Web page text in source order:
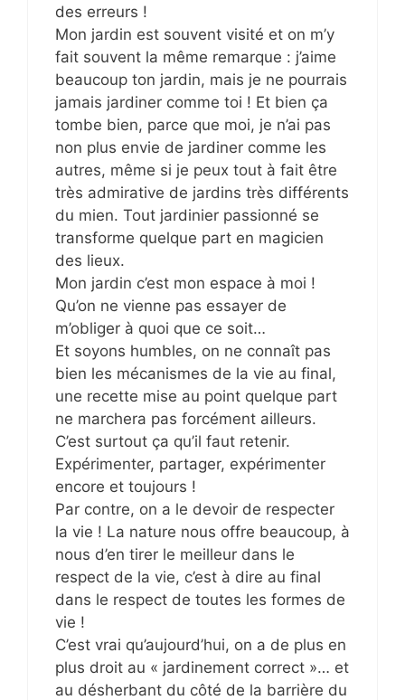
des erreurs !
Mon jardin est souvent visité et on m’y
fait souvent la même remarque : j’aime
beaucoup ton jardin, mais je ne pourrais
jamais jardiner comme toi ! Et bien ça
tombe bien, parce que moi, je n’ai pas
non plus envie de jardiner comme les
autres, même si je peux tout à fait être
très admirative de jardins très différents
du mien. Tout jardinier passionné se
transforme quelque part en magicien
des lieux.
Mon jardin c’est mon espace à moi !
Qu’on ne vienne pas essayer de
m’obliger à quoi que ce soit…
Et soyons humbles, on ne connaît pas
bien les mécanismes de la vie au final,
une recette mise au point quelque part
ne marchera pas forcément ailleurs.
C’est surtout ça qu’il faut retenir.
Expérimenter, partager, expérimenter
encore et toujours !
Par contre, on a le devoir de respecter
la vie ! La nature nous offre beaucoup, à
nous d’en tirer le meilleur dans le
respect de la vie, c’est à dire au final
dans le respect de toutes les formes de
vie !
C’est vrai qu’aujourd’hui, on a de plus en
plus droit au « jardinement correct »… et
au désherbant du côté de la barrière du